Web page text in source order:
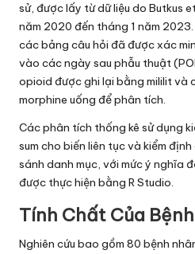
sử, được lấy từ dữ liệu do Butkus
năm 2020 đến tháng 1 năm
các bảng câu hỏi đã được xác
vào các ngày sau phẫu thuật
opioid được ghi lại bằng mililit và
morphine uống để phân tích.
Các phân tích thống kê sử dụng
sum cho biến liên tục và kiểm
sánh danh mục, với mức ý nghĩa
được thực hiện bằng R Studio.
Tính Chất Của
Nghiên cứu bao gồm 80 bệnh